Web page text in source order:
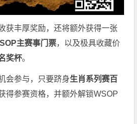
获丰厚奖励，还将额外获得一张
主赛事门票，以及极具收藏价
奖杯。
会参与，只要跻身生肖系列赛百
得参赛资格，并额外解锁WSOP